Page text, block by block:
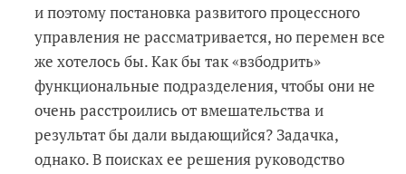
и поэтому постановка развитого процессного
управления не рассматривается, но перемен все
же хотелось бы. Как бы так «взбодрить»
функциональные подразделения, чтобы они не
очень расстроились от вмешательства и
результат бы дали выдающийся? Задачка,
однако. В поисках ее решения руководство